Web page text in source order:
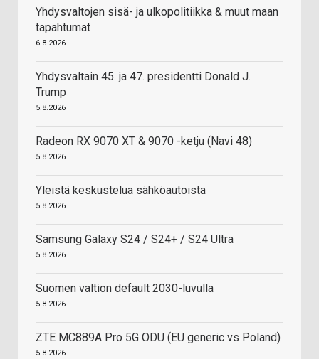
Yhdysvaltojen sisä- ja ulkopolitiikka & muut maan
tapahtumat
6.8.2026
Yhdysvaltain 45. ja 47. presidentti Donald J.
Trump
5.8.2026
Radeon RX 9070 XT & 9070 -ketju (Navi 48)
5.8.2026
Yleistä keskustelua sähköautoista
5.8.2026
Samsung Galaxy S24 / S24+ / S24 Ultra
5.8.2026
Suomen valtion default 2030-luvulla
5.8.2026
ZTE MC889A Pro 5G ODU (EU generic vs Poland)
5.8.2026